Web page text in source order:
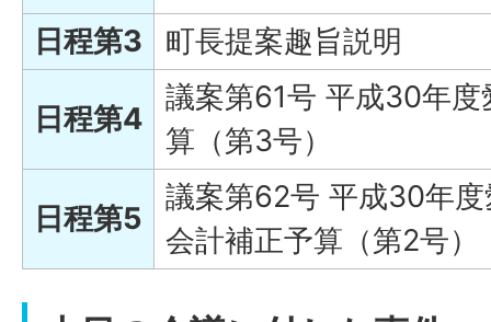
日程第3
町長提案趣旨説明
日程第4
議案第61号 平成30年
算（第3号）
日程第5
議案第62号 平成30年
会計補正予算（第2号）